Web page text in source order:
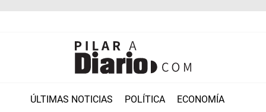
ÚLTIMAS NOTICIAS POLÍTICA ECONOMÍA